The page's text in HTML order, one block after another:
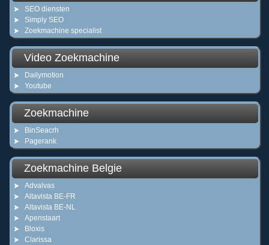
SEO diensten
Simply SEO
Zoekmachine specialist
Video Zoekmachine
Dailymotion
Youtube
Zoekmachine
BinSeacrh
Pagerank
Zoekmachine Belgie
Advalvas
Altavista BE-FR
Altavista BE-NL
Apenstaart
Bloxis
Clarissa